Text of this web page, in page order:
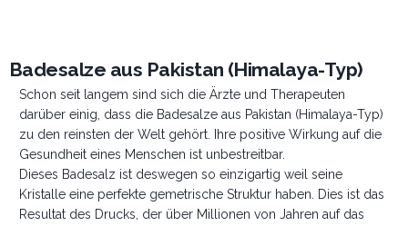
Badesalze aus Pakistan (Himalaya-Typ)
Schon seit langem sind sich die Ärzte und Therapeuten
darüber einig, dass die Badesalze aus Pakistan (Himalaya-Typ)
zu den reinsten der Welt gehört. Ihre positive Wirkung auf die
Gesundheit eines Menschen ist unbestreitbar.
Dieses Badesalz ist deswegen so einzigartig weil seine
Kristalle eine perfekte gemetrische Struktur haben. Dies ist das
Resultat des Drucks, der über Millionen von Jahren auf das